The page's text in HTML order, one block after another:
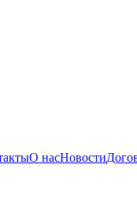
О насНовости